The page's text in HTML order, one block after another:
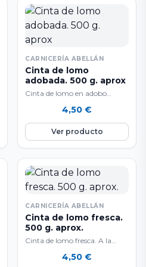
CARNICERÍA ABELLÁN
Cinta de lomo
adobada. 500 g. aprox
Cinta de lomo en adobo
500 gr. aproximadamente.
Deliciosa…
4,50 €
Ver producto
CARNICERÍA ABELLÁN
Cinta de lomo fresca.
500 g. aprox.
Cinta de lomo fresca. A la
aproximadamente. Deliciosa
4,50 €